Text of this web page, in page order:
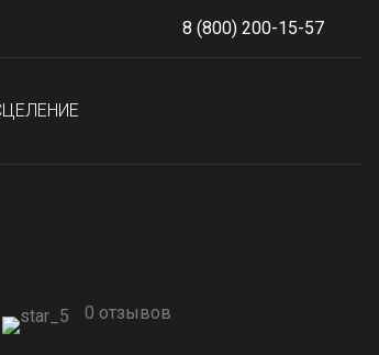
8 (800) 200-15-57
0 отзывов